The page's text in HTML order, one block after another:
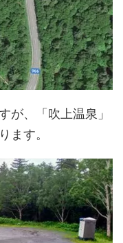
が、「吹上温泉」
ます。